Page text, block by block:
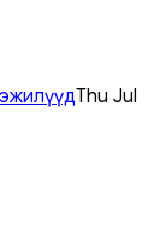
Thu Jul